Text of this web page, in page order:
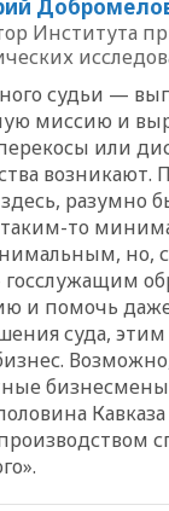
Института
судьи —
миссию и
или
возникают.
разумно
таким-то
но,
и помочь
суда,